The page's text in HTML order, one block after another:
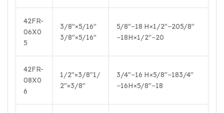
42FR-
06X0
5
3/8″×5/16″
3/8″×5/16″
5/8″−18 H×1/2″−205/8″
−18H×1/2″−20
42FR-
08X0
6
1/2″×3/8″1/
2″×3/8″
3/4″−16 H×5/8″−183/4″
−16H×5/8″−18